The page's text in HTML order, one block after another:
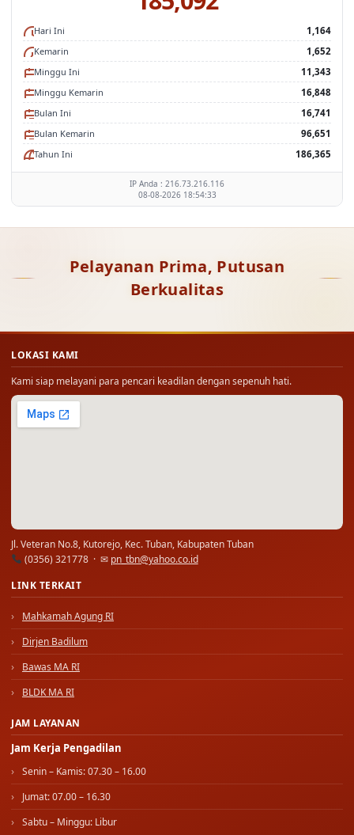
Kemarin
1,652
Minggu Ini
11,343
Minggu Kemarin
16,848
Bulan Ini
16,741
Bulan Kemarin
96,651
Tahun Ini
186,365
Berkualitas
LOKASI KAMI
Kami siap melayani para pencari keadilan dengan sepenuh hati.
Jl. Veteran No.8, Kutorejo, Kec. Tuban, Kabupaten Tuban
(0356) 321778 · ✉pn_tbn@yahoo.co.id
LINK TERKAIT
Mahkamah Agung RI
Dirjen Badilum
Bawas MA RI
BLDK MA RI
Jam Kerja Pengadilan
Senin – Kamis: 07.30 – 16.00
Jumat: 07.00 – 16.30
Sabtu – Minggu: Libur